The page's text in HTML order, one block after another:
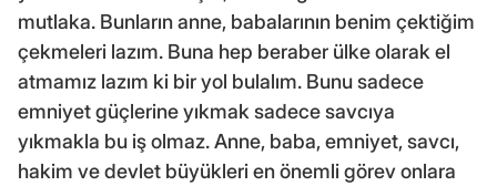
mutlaka. Bunların anne, babalarının benim çektiğim
çekmeleri lazım. Buna hep beraber ülke olarak el
atmamız lazım ki bir yol bulalım. Bunu sadece
emniyet güçlerine yıkmak sadece savcıya
yıkmakla bu iş olmaz. Anne, baba, emniyet, savcı,
hakim ve devlet büyükleri en önemli görev onlara